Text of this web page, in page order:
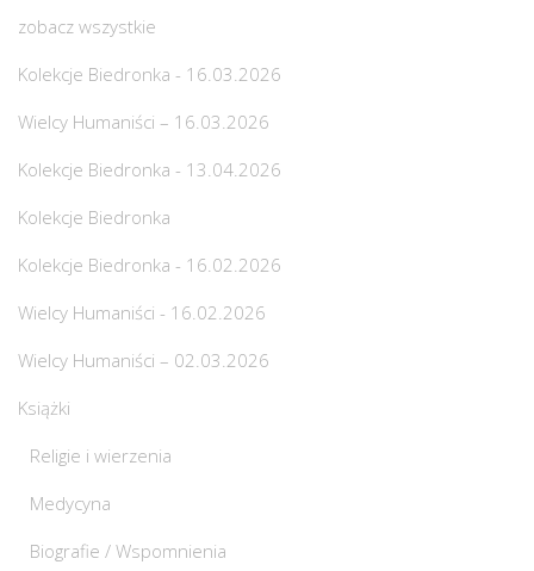
zobacz wszystkie
Kolekcje Biedronka - 16.03.2026
Wielcy Humaniści – 16.03.2026
Kolekcje Biedronka - 13.04.2026
Kolekcje Biedronka
Kolekcje Biedronka - 16.02.2026
Wielcy Humaniści - 16.02.2026
Wielcy Humaniści – 02.03.2026
Książki
Religie i wierzenia
Medycyna
Biografie / Wspomnienia